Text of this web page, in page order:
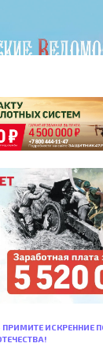
ПРИМИТЕ ИСКРЕННИЕ